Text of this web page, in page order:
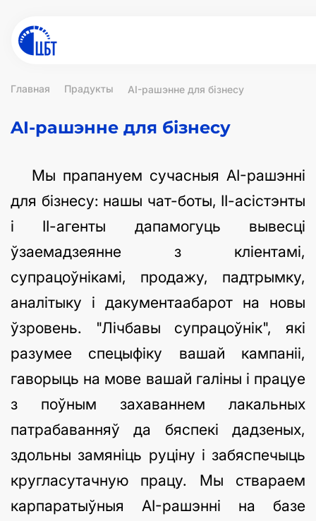
Главная Прадукты AI-рашэнне для бізнесу
AI-рашэнне для бізнесу
Мы прапануем сучасныя AI-рашэнні
для бізнесу: нашы чат-боты, ІІ-асістэнты
і ІІ-агенты дапамогуць вывесці
ўзаемадзеянне з кліентамі,
супрацоўнікамі, продажу, падтрымку,
аналітыку і дакументаабарот на новы
ўзровень. "Лічбавы супрацоўнік", які
разумее спецыфіку вашай кампаніі,
гаворыць на мове вашай галіны і працуе
з поўным захаваннем лакальных
патрабаванняў да бяспекі дадзеных,
здольны замяніць руціну і забяспечыць
кругласутачную працу. Мы ствараем
карпаратыўныя AI-рашэнні на базе